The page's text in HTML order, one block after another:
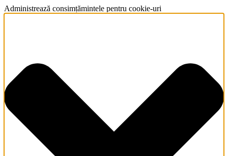
Administrează consimțămintele pentru cookie-uri